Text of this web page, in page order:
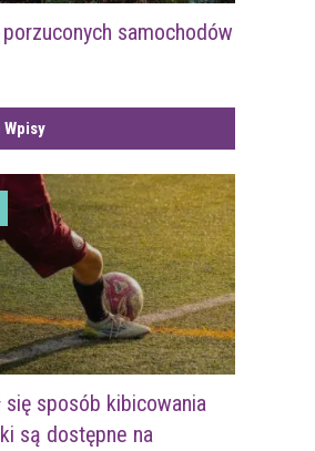
samochodów
się sposób kibicowania
są dostępne na